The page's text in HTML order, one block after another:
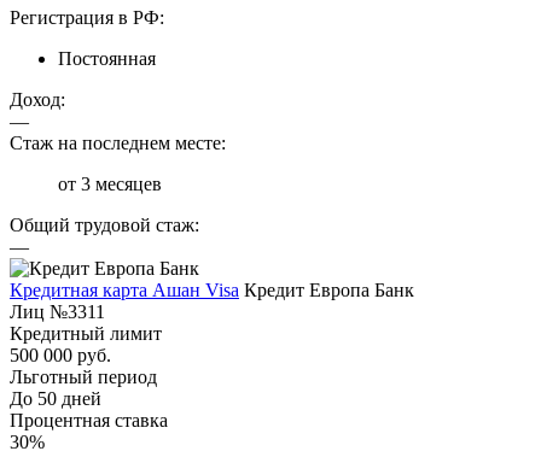
Регистрация в РФ:
Постоянная
Доход:
—
Стаж на последнем месте:
от 3 месяцев
Общий трудовой стаж:
—
Кредитная карта Ашан Visa Кредит Европа Банк
Лиц №3311
Кредитный лимит
500 000 руб.
Льготный период
До 50 дней
Процентная ставка
30%